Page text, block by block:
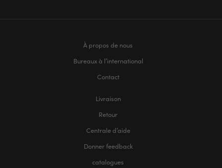
À propos de nous
Bureaux à l’international
Contact
Livraison
Retour
Centrale d’aide
Donner feedback
catalogues